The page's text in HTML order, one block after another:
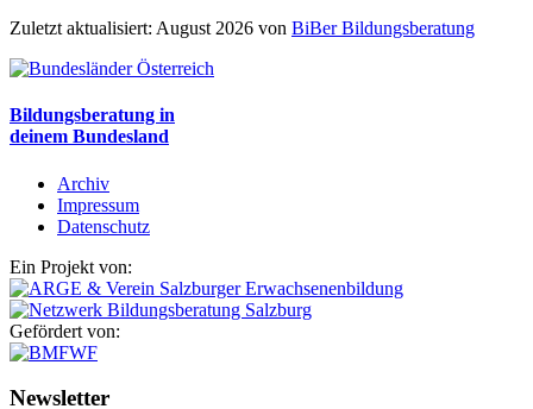
Zuletzt aktualisiert: August 2026 von BiBer Bildungsberatung
Bildungsberatung in
deinem Bundesland
Archiv
Impressum
Datenschutz
Ein Projekt von:
Gefördert von:
Newsletter